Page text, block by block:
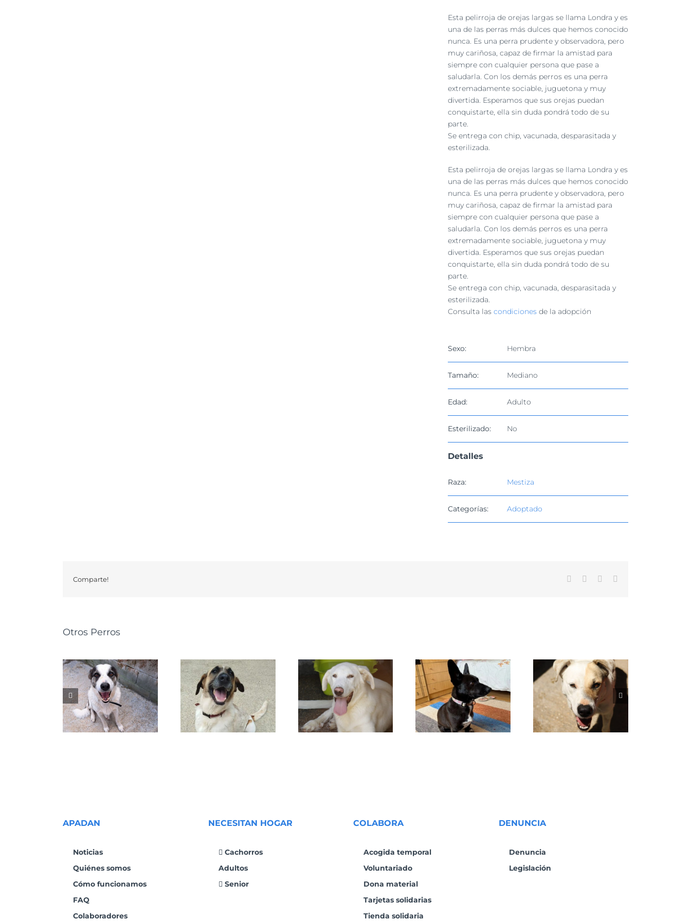
Esta pelirroja de orejas largas se llama Londra y es
una de las perras más dulces que hemos conocido
nunca. Es una perra prudente y observadora, pero
muy cariñosa, capaz de firmar la amistad para
siempre con cualquier persona que pase a
saludarla. Con los demás perros es una perra
extremadamente sociable, juguetona y muy
divertida. Esperamos que sus orejas puedan
conquistarte, ella sin duda pondrá todo de su
parte.
Se entrega con chip, vacunada, desparasitada y
esterilizada.
Esta pelirroja de orejas largas se llama Londra y es
una de las perras más dulces que hemos conocido
nunca. Es una perra prudente y observadora, pero
muy cariñosa, capaz de firmar la amistad para
siempre con cualquier persona que pase a
saludarla. Con los demás perros es una perra
extremadamente sociable, juguetona y muy
divertida. Esperamos que sus orejas puedan
conquistarte, ella sin duda pondrá todo de su
parte.
Se entrega con chip, vacunada, desparasitada y
esterilizada.
Consulta las condicionesde la adopción
Sexo: Hembra
Tamaño: Mediano
Edad: Adulto
Esterilizado: No
Detalles
Raza: Mestiza
Categorías: Adoptado
Comparte! Facebook WhatsApp
Otros Perros
NALA DAFNE SANSA VENUS
APADAN
Noticias
Quiénes somos
Cómo funcionamos
FAQ
Colaboradores
NECESITAN HOGAR
Cachorros
Adultos
Senior
COLABORA
Acogida temporal
Voluntariado
Dona material
Tarjetas solidarias
Tienda solidaria
DENUNCIA
Denuncia
Legislación